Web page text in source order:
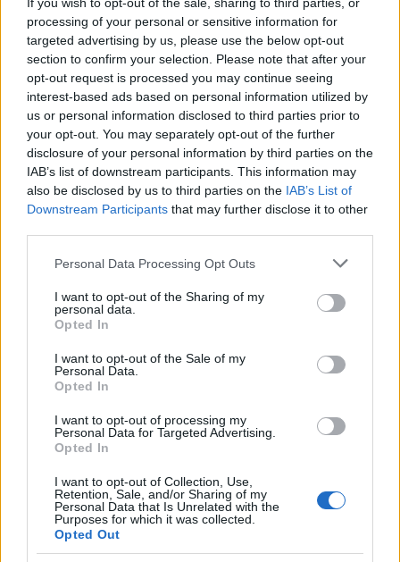
processing of your personal or sensitive information for
targeted advertising by us, please use the below opt-out
section to confirm your selection. Please note that after your
opt-out request is processed you may continue seeing
interest-based ads based on personal information utilized by
us or personal information disclosed to third parties prior to
your opt-out. You may separately opt-out of the further
disclosure of your personal information by third parties on the
IAB’s list of downstream participants. This information may
also be disclosed by us to third parties on the IAB’s List of
Downstream Participants that may further disclose it to other
Please note that this website/app uses one or more Google
not limited to your visit or usage behaviour. You may click to
grant or deny consent to Google and its third-party tags to
use your data for below specified purposes in below Google
consent section.
Personal Data Processing Opt Outs
I want to opt-out of the Sharing of my
personal data.
Opted In
I want to opt-out of the Sale of my
Personal Data.
Opted In
I want to opt-out of processing my
Personal Data for Targeted Advertising.
Opted In
I want to opt-out of Collection, Use,
Retention, Sale, and/or Sharing of my
Personal Data that Is Unrelated with the
Purposes for which it was collected.
Opted Out